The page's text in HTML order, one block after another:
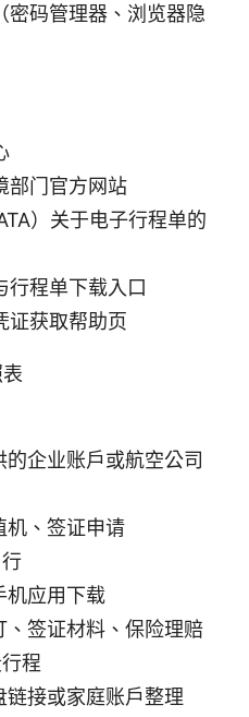
密码管理器、浏览器隐
部门官方网站
）关于电子行程单的
行程单下载入口
证获取帮助页
企业账户或航空公司
机、签证申请
机应用下载
签证材料、保险理赔
程
接或家庭账户整理